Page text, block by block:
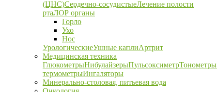
(ЦНС)Сердечно-сосудистыеЛечение полости
ртаЛОР органы
Горло
Ухо
Нос
УрологическиеУшные каплиАртрит
Медицинская техника
ГлюкометрыНибулайзерыПульсоксиметрТонометры
термометрыИнгаляторы
Минерально-столовая, питьевая вода